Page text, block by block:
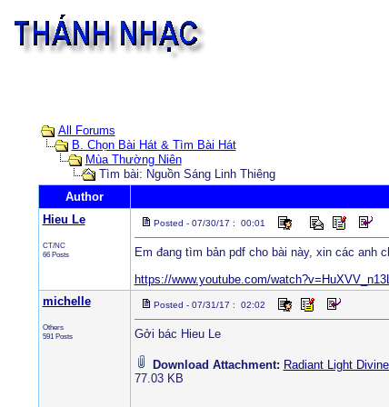
All Forums
B. Chọn Bài Hát & Tìm Bài Hát
Mùa Thường Niên
Tìm bài: Nguồn Sáng Linh Thiêng
Author
Hieu Le
CT/NC
66 Posts
Posted - 07/30/17 : 00:01
Em đang tìm bản pdf cho bài này, xin các anh
https://www.youtube.com/
michelle
Others
591 Posts
Posted - 07/31/17 : 02:02
Gởi bác Hieu Le
Download Attachment: Radiant Light
77.03 KB